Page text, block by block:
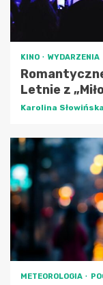
KINO WYDARZENIA
Letnie z
Karolina Słowińska
METEOROLOGIA